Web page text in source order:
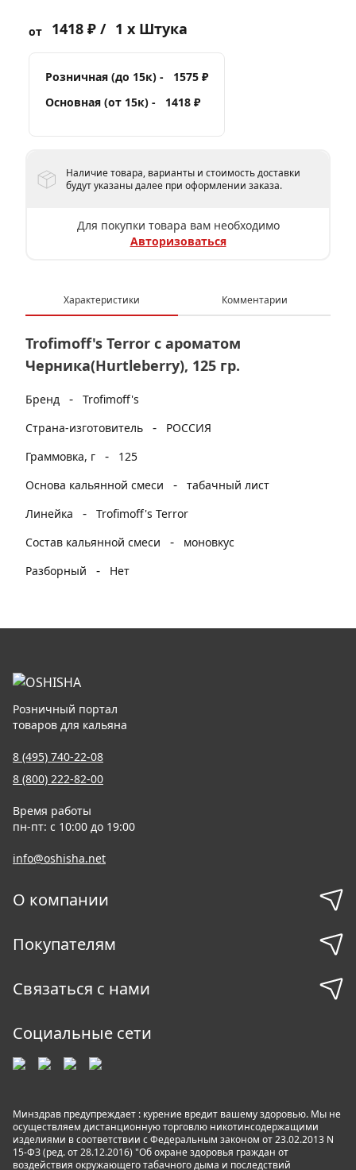
от 1418 ₽ / 1 x Штука
Розничная (до 15к) -
1575 ₽
Основная (от 15к) -
1418 ₽
Наличие товара, варианты и стоимость доставки
будут указаны далее при оформлении заказа.
Для покупки товара вам необходимо
Авторизоваться
Характеристики Комментарии
Trofimoff's Terror с ароматом
Черника(Hurtleberry), 125 гр.
Бренд - Trofimoff's
Страна-изготовитель
-
РОССИЯ
Граммовка, г
-
125
Основа кальянной смеси
- табачный лист
Линейка
- Trofimoff's Terror
Состав кальянной смеси
-
моновкус
Разборный
- Нет
Розничный портал
товаров для кальяна
8 (495) 740-22-08
8 (800) 222-82-00
Время работы
пн-пт: с 10:00 до 19:00
info@oshisha.net
О компании
Покупателям
Связаться с нами
Социальные сети
Минздрав предупреждает : курение вредит вашему здоровью. Мы не
осуществляем дистанционную торговлю никотинсодержащими
изделиями в соответствии с Федеральным законом от 23.02.2013 N
15-ФЗ (ред. от 28.12.2016) "Об охране здоровья граждан от
воздействия окружающего табачного дыма и последствий